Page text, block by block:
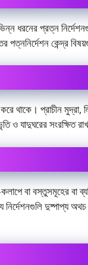
ধরনের প্রত্ন
কেন্দ্র
থাকে। প্রাচীন মুদ্রা,
ও যাদুঘরের সংরক্ষিত
বা বস্তুসমূহের বা
দুষ্পাপ্য